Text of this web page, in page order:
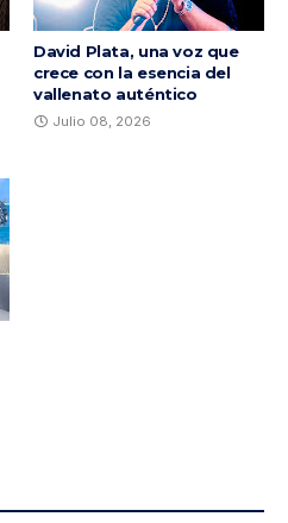
David Plata, una voz que
crece con la esencia del
vallenato auténtico
Julio 08, 2026